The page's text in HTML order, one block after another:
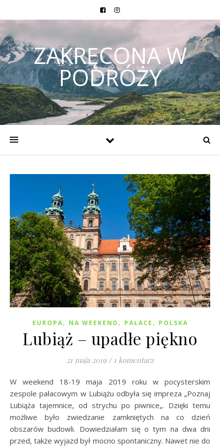
ZAKRĘCONA W
PODRÓŻY
EUROPA, NA WEEKEND , PAŁACE , POLSKA
Lubiąż – upadłe piękno
21 maja 2019 / 1 komentarz
W weekend 18-19 maja 2019 roku w pocysterskim
zespole pałacowym w Lubiążu odbyła się impreza „Poznaj
Lubiąża tajemnice, od strychu po piwnice„. Dzięki temu
możliwe było zwiedzanie zamkniętych na co dzień
obszarów budowli. Dowiedziałam się o tym na dwa dni
przed, także wyjazd był mocno spontaniczny. Nawet nie do